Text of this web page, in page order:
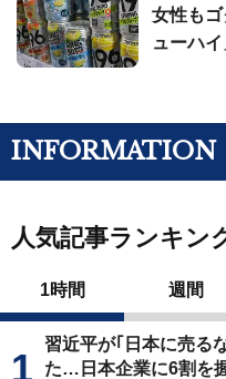
女性も
ューハ
INFORMATION
人気記事ランキン
1時間 週間
習近平が｢日本に売る
た…日本企業に6割を